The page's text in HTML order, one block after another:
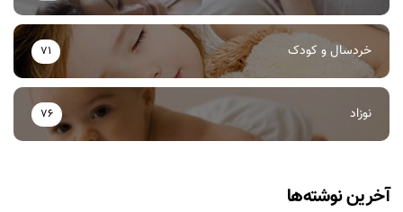
خردسال و کودک 71
نوزاد 76
آخرین نوشته‌ها